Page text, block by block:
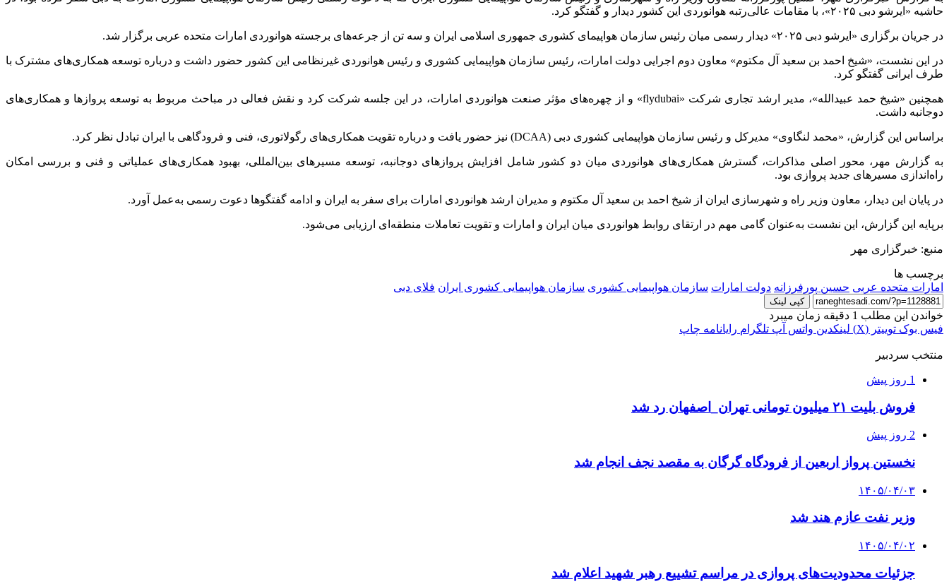
حاشیه « ایرشو دبی ۲۰۲۵»، با مقامات عالی‌رتبه هوانوردی این کشور دیدار و گفتگو کرد.
در جریان برگزاری « ایرشو دبی ۲۰۲۵» دیدار رسمی میان رئیس سازمان هواپیمای کشوری جمهوری اسلامی ایران و سه تن از جرعه‌های برجسته هوانوردی امارات متحده عربی برگزار شد.
در این نشست، «شیخ احمد بن سعید آل مکتوم» معاون دوم اجرایی دولت امارات، رئیس سازمان هواپیمایی کشوری و رئیس هوانوردی غیرنظامی این کشور حضور داشت و درباره توسعه همکاری‌های مشترک با
طرف ایرانی گفتگو کرد.
همچنین «شیخ حمد عبیدالله»، مدیر ارشد تجاری شرکت «flydubai» و از چهره‌های مؤثر صنعت هوانوردی امارات، در این جلسه شرکت کرد و نقش فعالی در مباحث مربوط به توسعه پروازها و همکاری‌های
دوجانبه داشت.
براساس این گزارش، «محمد لنگاوی» مدیرکل و رئیس سازمان هواپیمایی کشوری دبی (DCAA) نیز حضور یافت و درباره تقویت همکاری‌های رگولاتوری، فنی و فرودگاهی با ایران تبادل نظر کرد.
به گزارش مهر، محور اصلی مذاکرات، گسترش همکاری‌های هوانوردی میان دو کشور شامل افزایش پروازهای دوجانبه، توسعه مسیرهای بین‌المللی، بهبود همکاری‌های عملیاتی و فنی و بررسی امکان
راه‌اندازی مسیرهای جدید پروازی بود.
در پایان این دیدار، معاون وزیر راه و شهرسازی ایران از شیخ احمد بن سعید آل مکتوم و مدیران ارشد هوانوردی امارات برای سفر به ایران و ادامه گفتگوها دعوت رسمی به‌عمل آورد.
برپایه این گزارش، این نشست به‌عنوان گامی مهم در ارتقای روابط هوانوردی میان ایران و امارات و تقویت تعاملات منطقه‌ای ارزیابی می‌شود.
منبع: خبرگزاری مهر
برچسب ها
امارات متحده عربی حسین پورفرزانه دولت امارات سازمان هواپیمایی کشوری سازمان هواپیمایی کشوری ایران فلای دبی
کپی لینک
خواندن این مطلب 1 دقیقه زمان میبرد
فیس بوک توییتر (X) لینکدین واتس آپ تلگرام رایانامه چاپ
منتخب سردبیر
1 روز پیش
فروش بلیت ۲۱ میلیون تومانی تهران_اصفهان رد شد
2 روز پیش
نخستین پرواز اربعین از فرودگاه گرگان به مقصد نجف انجام شد
۱۴۰۵/۰۴/۰۳
وزیر نفت عازم هند شد
۱۴۰۵/۰۴/۰۲
جزئیات محدودیت‌های پروازی در مراسم تشییع رهبر شهید اعلام شد